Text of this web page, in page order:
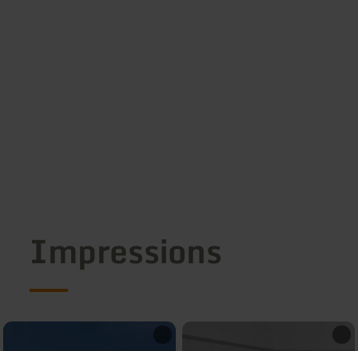
Impressions